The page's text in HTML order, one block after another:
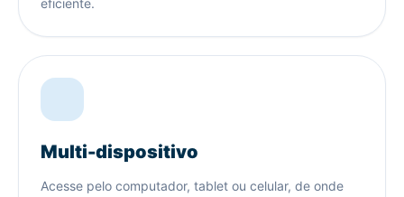
Multi-dispositivo
Acesse pelo computador, tablet ou celular, de onde